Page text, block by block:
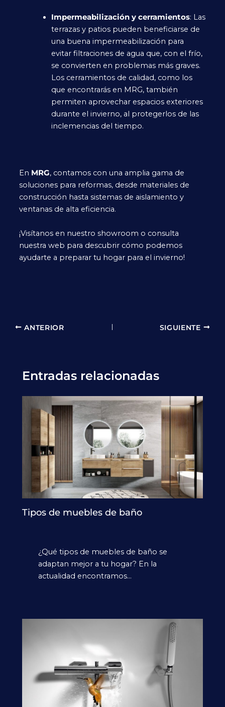
Impermeabilización y cerramientos: Las
terrazas y patios pueden beneficiarse de
una buena impermeabilización para
evitar filtraciones de agua que, con el frío,
se convierten en problemas más graves.
Los cerramientos de calidad, como los
que encontrarás en MRG, también
permiten aprovechar espacios exteriores
durante el invierno, al protegerlos de las
inclemencias del tiempo.
En MRG, contamos con una amplia gama de
soluciones para reformas, desde materiales de
construcción hasta sistemas de aislamiento y
ventanas de alta eficiencia.
¡Visítanos en nuestro showroom o consulta
nuestra web para descubrir cómo podemos
ayudarte a preparar tu hogar para el invierno!
ANTERIOR SIGUIENTE
Entradas relacionadas
Tipos de muebles de baño
¿Qué tipos de muebles de baño se
adaptan mejor a tu hogar? En la
actualidad encontramos…